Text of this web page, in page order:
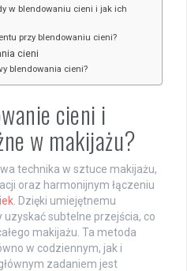
w blendowaniu cieni i jak ich
przy blendowaniu cieni?
cieni
blendowania cieni?
cieni i
w makijażu?
technika w sztuce makijażu,
oraz harmonijnym łączeniu
. Dzięki umiejętnemu
subtelne przejścia, co
makijażu. Ta metoda
w codziennym, jak i
zadaniem jest